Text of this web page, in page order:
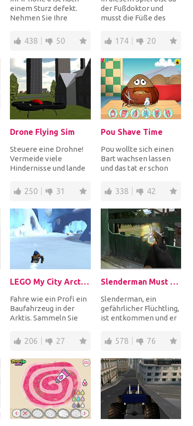
einem Sturz defekt.
Nehmen Sie Ihre
Sie den Anweisungen...
438 50
der Fußdoktor und
musst die Füße des
Bakterien und Pi...
174 20
Drone Flying Sim
Steuere eine Drohne!
Vermeide viele
Hindernisse und lande
Punkt, um jedes Level
z...
250 31
Pou Shave Time
Pou wollte sich einen
Bart wachsen lassen
und das tat er schon
ihn zu rasie...
338 42
LEGO My City Arctic Expedition
Fahre wie ein Profi ein
Baufahrzeug in der
Arktis. Sammeln Sie
vermeiden Sie alle
Hinde...
206 27
Slenderman Must Die In The Forest
Slenderman, ein
gefährlicher Flüchtling,
ist entkommen und er
es an dir, ih...
578 76